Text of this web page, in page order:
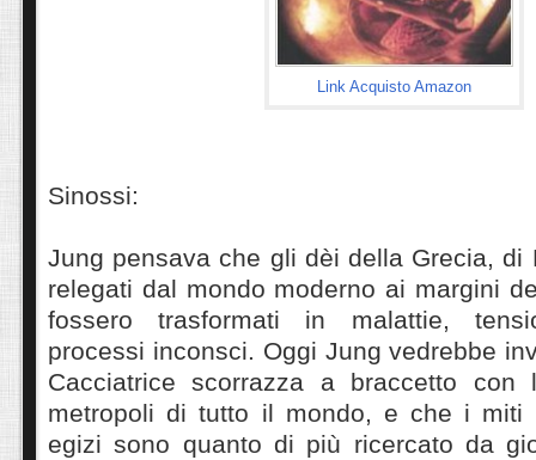
Link Acquisto Amazon
Sinossi:
Jung pensava che gli dèi della Grecia, di
relegati dal mondo moderno ai margini
fossero trasformati in malattie,
processi inconsci. Oggi Jung vedrebbe
Cacciatrice scorrazza a braccetto
metropoli di tutto il mondo, e che i miti
egizi sono quanto di più ricercato da